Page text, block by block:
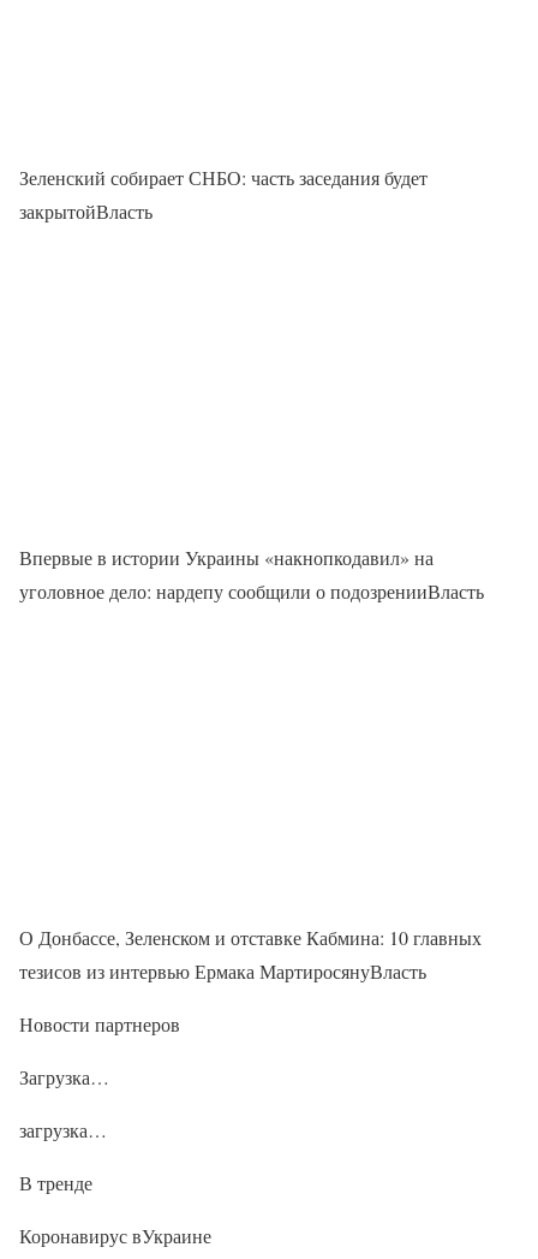
Зеленский собирает СНБО: часть заседания будет
закрытойВласть
Впервые в истории Украины «накнопкодавил» на
уголовное дело: нардепу сообщили о подозренииВласть
О Донбассе, Зеленском и отставке Кабмина: 10 главных
тезисов из интервью Ермака МартиросянуВласть
Новости партнеров
Загрузка…
загрузка…
В тренде
Коронавирус вУкраине